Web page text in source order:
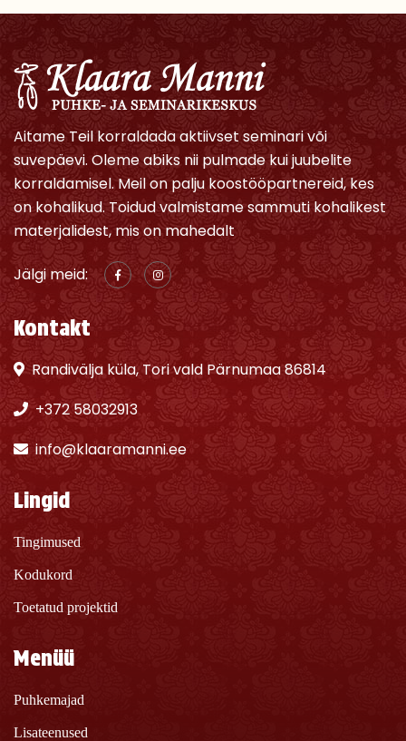
Aitame Teil korraldada aktiivset seminari või
suvepäevi. Oleme abiks nii pulmade kui juubelite
korraldamisel. Meil on palju koostööpartnereid, kes
on kohalikud. Toidud valmistame sammuti kohalikest
materjalidest, mis on mahedalt
Jälgi meid:
Kontakt
Randivälja küla, Tori vald Pärnumaa 86814
+372 58032913
info@klaaramanni.ee
Lingid
Tingimused
Kodukord
Toetatud projektid
Menüü
Puhkemajad
Lisateenused